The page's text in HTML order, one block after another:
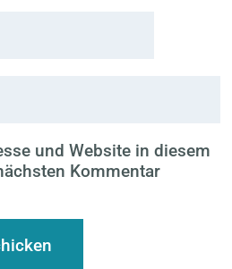
und Website in diesem
Kommentar